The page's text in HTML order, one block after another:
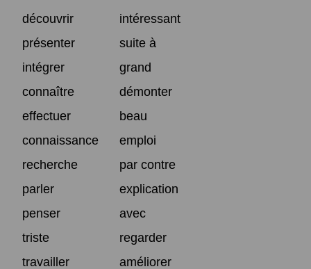
découvrir
intéressant
présenter
suite à
intégrer
grand
connaître
démonter
effectuer
beau
connaissance
emploi
recherche
par contre
parler
explication
penser
avec
triste
regarder
travailler
améliorer